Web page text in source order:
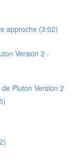
approche (3:02)
Version 2 -
Pluton Version 2